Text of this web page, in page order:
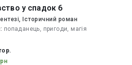
у спадок 6
Історичний роман
попаданець, пригоди, магія
стор.